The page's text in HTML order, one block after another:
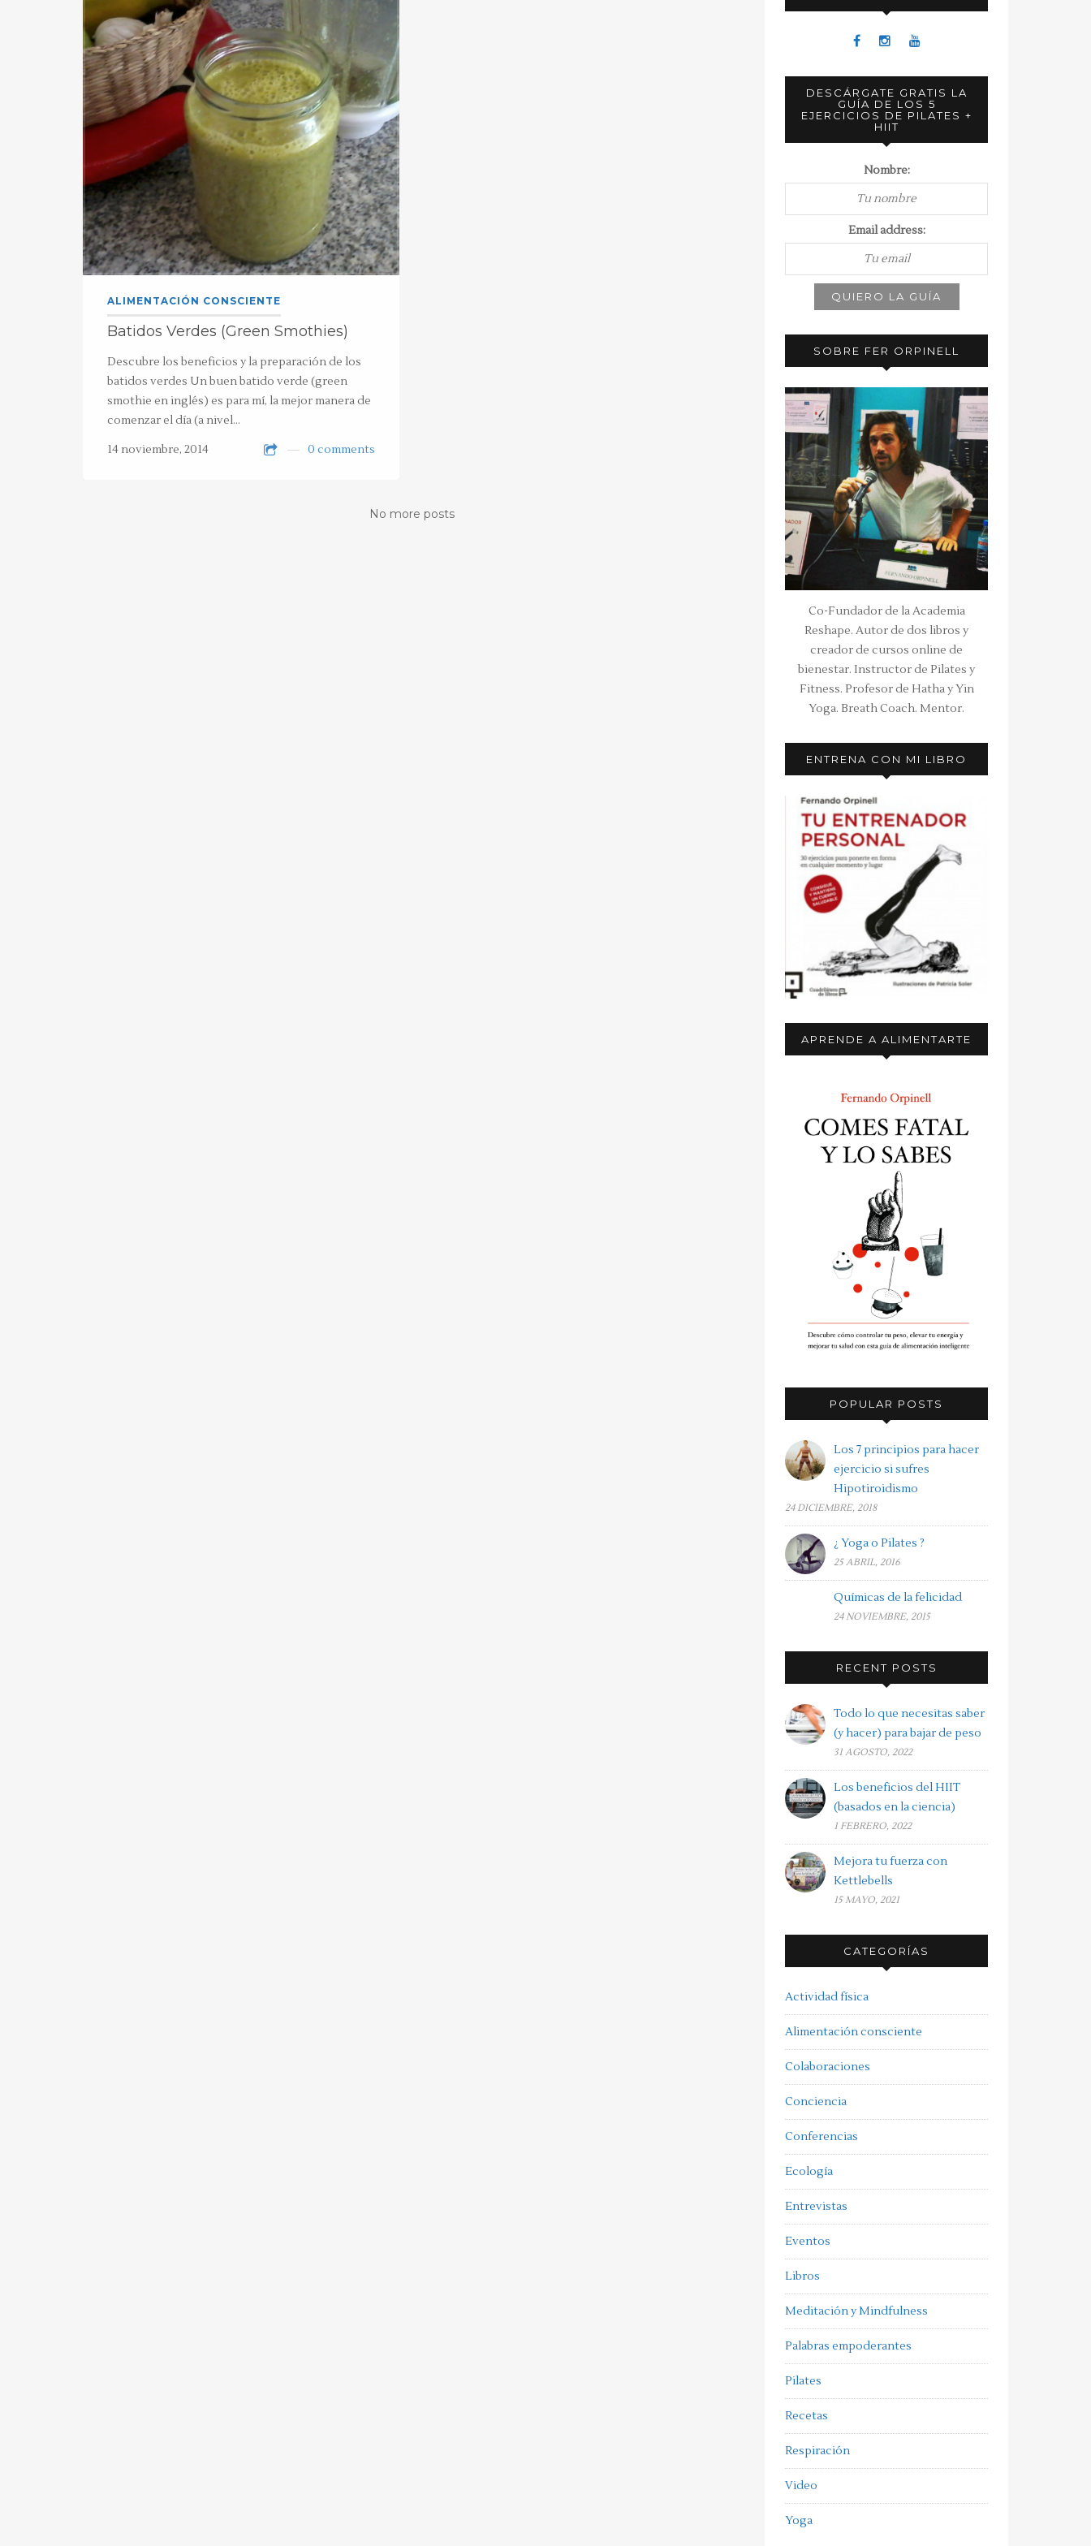
ALIMENTACIÓN CONSCIENTE
Batidos Verdes (Green Smothies)
Descubre los beneficios y la preparación de los
batidos verdes Un buen batido verde (green
smothie en inglés) es para mí, la mejor manera de
comenzar el día (a nivel…
14 noviembre, 2014
0 comments
No more posts
DESCÁRGATE GRATIS LA
GUÍA DE LOS 5
EJERCICIOS DE PILATES +
HIIT
Nombre:
Email address:
SOBRE FER ORPINELL
Co-Fundador de la Academia
Reshape. Autor de dos libros y
creador de cursos online de
bienestar. Instructor de Pilates y
Fitness. Profesor de Hatha y Yin
Yoga. Breath Coach. Mentor.
ENTRENA CON MI LIBRO
APRENDE A ALIMENTARTE
POPULAR POSTS
Los 7 principios para hacer
ejercicio si sufres
Hipotiroidismo
24 DICIEMBRE, 2018
¿ Yoga o Pilates ?
25 ABRIL, 2016
Químicas de la felicidad
24 NOVIEMBRE, 2015
RECENT POSTS
Todo lo que necesitas saber
(y hacer) para bajar de peso
31 AGOSTO, 2022
Los beneficios del HIIT
(basados en la ciencia)
1 FEBRERO, 2022
Mejora tu fuerza con
Kettlebells
15 MAYO, 2021
CATEGORÍAS
Actividad física
Alimentación consciente
Colaboraciones
Conciencia
Conferencias
Ecología
Entrevistas
Eventos
Libros
Meditación y Mindfulness
Palabras empoderantes
Pilates
Recetas
Respiración
Video
Yoga